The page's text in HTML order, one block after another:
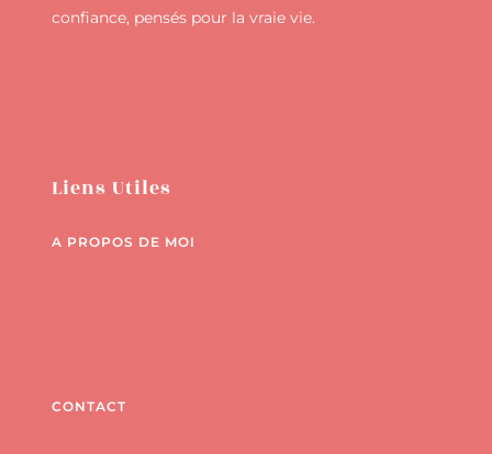
confiance, pensés pour la vraie vie.
Liens Utiles
A PROPOS DE MOI
CONTACT